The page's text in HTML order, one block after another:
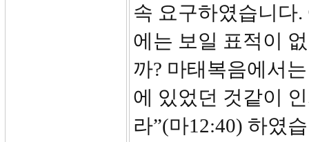
속 요구하였습니다
에는 보일 표적이
까? 마태복음에서
에 있었던 것같이
라”(마12:40) 하였